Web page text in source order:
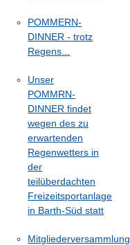
POMMERN-
DINNER - trotz
Regens...
Unser
POMMRN-
DINNER findet
wegen des zu
erwartenden
Regenwetters in
der
teilüberdachten
Freizeitsportanlage
in Barth-Süd statt
Mitgliederversammlung